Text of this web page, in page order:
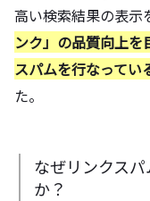
高い検索結果の表示
ンク」の品質向上を
スパムを行なってい
た。
なぜリンクス
か？